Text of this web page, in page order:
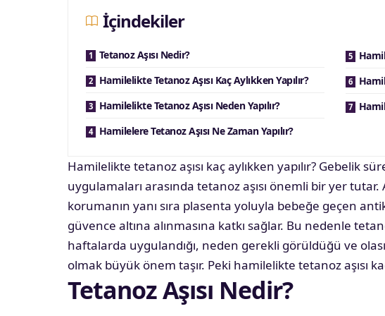
İçindekiler
Tetanoz Aşısı Nedir?
Hamilelikte Tetanoz Aşısı Kaç Aylıkken Yapılır?
Hamilelikte Tetanoz Aşısı Neden Yapılır?
Hamilelere Tetanoz Aşısı Ne Zaman Yapılır?
Hamilelikte tetanoz aşısı kaç aylıkken yapılır? Gebelik
uygulamaları arasında tetanoz aşısı önemli bir yer
korumanın yanı sıra plasenta yoluyla bebeğe geçen
güvence altına alınmasına katkı sağlar. Bu nedenle
haftalarda uygulandığı, neden gerekli görüldüğü ve
olmak büyük önem taşır. Peki hamilelikte tetanoz aşısı
Tetanoz Aşısı Nedir?